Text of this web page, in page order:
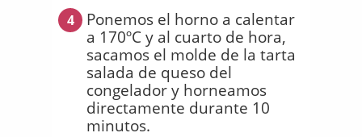
4
Ponemos el horno a calentar
a 170ºC y al cuarto de hora,
sacamos el molde de la tarta
salada de queso del
congelador y horneamos
directamente durante 10
minutos.